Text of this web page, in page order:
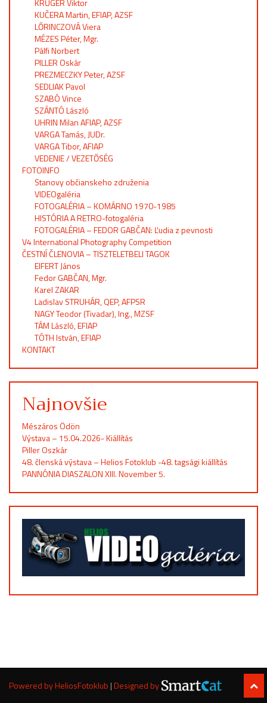
KRŰGER Viktor
KUČERA Martin, EFIAP, AZSF
LŐRINCZOVÁ Viera
MÉZES Péter, Mgr.
Pálfi Norbert
PILLER Oskár
PREZMECZKY Peter, AZSF
SEDLIAK Pavol
SZABÓ Vince
SZÁNTÓ László
UHRIN Milan AFIAP, AZSF
VARGA Tamás, JUDr.
VARGA Tibor, AFIAP
VEDENIE / VEZETŐSÉG
FOTOINFO
Stanovy občianskeho združenia
VIDEOgaléria
FOTOGALÉRIA – KOMÁRNO 1970-1985
HISTÓRIA A RETRO-fotogaléria
FOTOGALÉRIA – FEDOR GABČAN: Ľudia z pevnosti
V4 International Photography Competition
ČESTNÍ ČLENOVIA – TISZTELETBELI TAGOK
EIFERT János
Fedor GABČAN, Mgr.
Karel ZAKAR
Ladislav STRUHÁR, QEP, AFPSR
NAGY Teodor (Tivadar), Ing., MZSF
TÁM László, EFIAP
TÓTH István, EFIAP
KONTAKT
Najnovšie
Mészáros Ödön
Výstava – 15.04.2026- Kiállítás
Piller Oszkár
48. členská výstava – Helios Fotoklub -48. tagsági kiállítás
PANNÓNIA DIASZALON XIII. November 5.
Powered by HeliosFotoklub |Designed by